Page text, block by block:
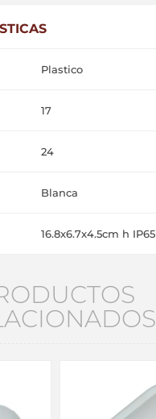
Plastico
17
24
Blanca
16.8x6.7x4.5cm h IP65